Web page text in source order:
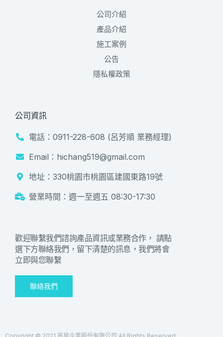
公司介紹
產品介紹
施工案例
公告
隱私權政策
公司資訊
電話：0911-228-608 (呂芳順 業務經理)
Email：hichang519@gmail.com
地址：330桃園市桃園區建國東路19號
營業時間：週一至週五 08:30-17:30
歡迎聯繫我們諮詢產品資訊或業務合作， 請點
選下方聯絡我們，留下清楚的訊息，我們將會
立即與您聯繫
聯絡我們